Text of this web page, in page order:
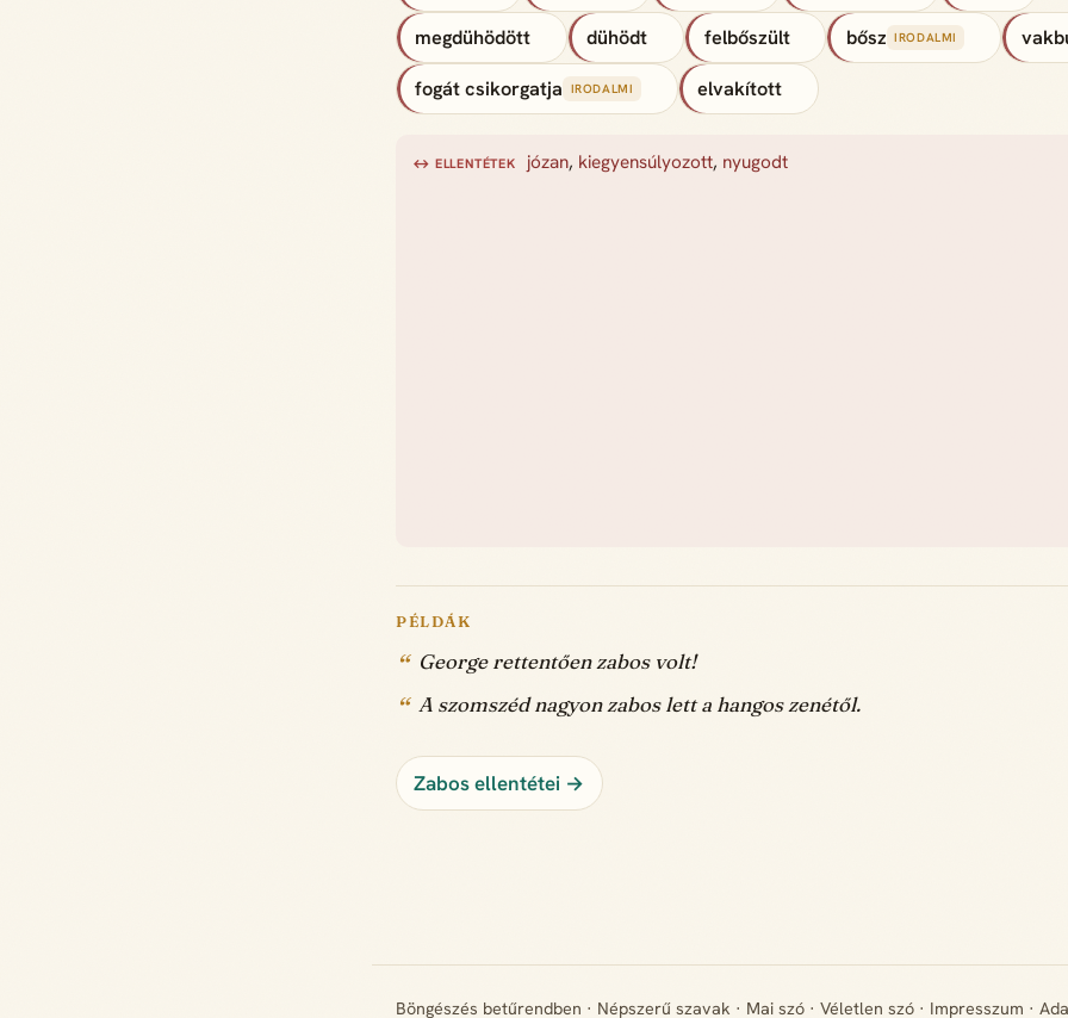
megdühödött dühödt felbőszült bősz IRODALMI
fogát csikorgatja IRODALMI elvakított
↔ ELLENTÉTEK józan, kiegyensúlyozott, nyugodt
PÉLDÁK
George rettentően zabos volt!
A szomszéd nagyon zabos lett a hangos zenétől.
Zabos ellentétei →
Böngészés betűrendben · Népszerű szavak · Mai szó · Véletlen szó · Impresszum ·